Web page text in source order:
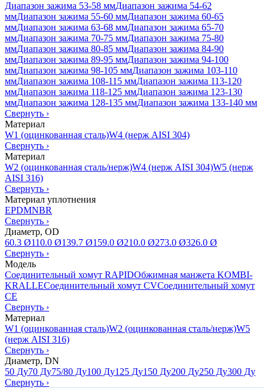
Диапазон зажима 53-58 ммДиапазон зажима 54-62
ммДиапазон зажима 55-60 ммДиапазон зажима 60-65
ммДиапазон зажима 63-68 ммДиапазон зажима 65-70
ммДиапазон зажима 70-75 ммДиапазон зажима 75-80
ммДиапазон зажима 80-85 ммДиапазон зажима 84-90
ммДиапазон зажима 89-95 ммДиапазон зажима 94-100
ммДиапазон зажима 98-105 ммДиапазон зажима 103-110
ммДиапазон зажима 108-115 ммДиапазон зажима 113-120
ммДиапазон зажима 118-125 ммДиапазон зажима 123-130
ммДиапазон зажима 128-135 ммДиапазон зажима 133-140 мм
Свернуть ›
Материал
W1 (оцинкованная сталь)W4 (нерж AISI 304)
Свернуть ›
Материал
W2 (оцинкованная сталь/нерж)W4 (нерж AISI 304)W5 (нерж
AISI 316)
Свернуть ›
Материал уплотнения
EPDMNBR
Свернуть ›
Диаметр, OD
60.3 Ø110.0 Ø139.7 Ø159.0 Ø210.0 Ø273.0 Ø326.0 Ø
Свернуть ›
Модель
Соединительный хомут RAPIDОбжимная манжета KOMBI-
KRALLEСоединительный хомут CVСоединительный хомут
CE
Свернуть ›
Материал
W1 (оцинкованная сталь)W2 (оцинкованная сталь/нерж)W5
(нерж AISI 316)
Свернуть ›
Диаметр, DN
50 Ду70 Ду75/80 Ду100 Ду125 Ду150 Ду200 Ду250 Ду300 Ду
Свернуть ›